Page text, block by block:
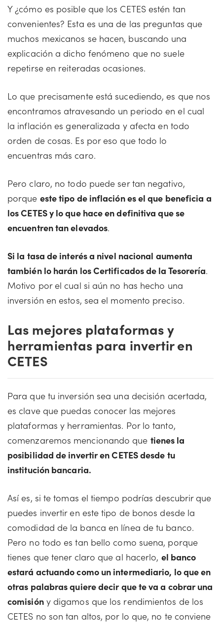
Y ¿cómo es posible que los CETES estén tan
convenientes? Esta es una de las preguntas que
muchos mexicanos se hacen, buscando una
explicación a dicho fenómeno que no suele
repetirse en reiteradas ocasiones.
Lo que precisamente está sucediendo, es que nos
encontramos atravesando un periodo en el cual
la inflación es generalizada y afecta en todo
orden de cosas. Es por eso que todo lo
encuentras más caro.
Pero claro, no todo puede ser tan negativo,
porque este tipo de inflación es el que beneficia a
los CETES y lo que hace en definitiva que se
encuentren tan elevados.
Si la tasa de interés a nivel nacional aumenta
también lo harán los Certificados de la Tesorería.
Motivo por el cual si aún no has hecho una
inversión en estos, sea el momento preciso.
Las mejores plataformas y
herramientas para invertir en
CETES
Para que tu inversión sea una decisión acertada,
es clave que puedas conocer las mejores
plataformas y herramientas. Por lo tanto,
comenzaremos mencionando que tienes la
posibilidad de invertir en CETES desde tu
institución bancaria.
Así es, si te tomas el tiempo podrías descubrir que
puedes invertir en este tipo de bonos desde la
comodidad de la banca en línea de tu banco.
Pero no todo es tan bello como suena, porque
tienes que tener claro que al hacerlo, el banco
estará actuando como un intermediario, lo que en
otras palabras quiere decir que te va a cobrar una
comisióny digamos que los rendimientos de los
CETES no son tan altos, por lo que, no te conviene